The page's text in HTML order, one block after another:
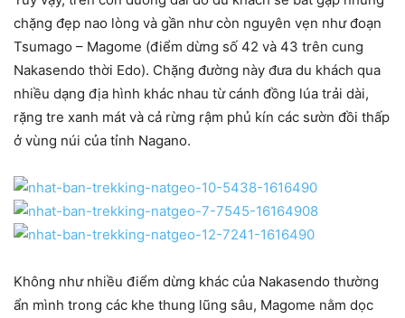
chặng đẹp nao lòng và gần như còn nguyên vẹn như đoạn
Tsumago – Magome (điểm dừng số 42 và 43 trên cung
Nakasendo thời Edo). Chặng đường này đưa du khách qua
nhiều dạng địa hình khác nhau từ cánh đồng lúa trải dài,
rặng tre xanh mát và cả rừng rậm phủ kín các sườn đồi thấp
ở vùng núi của tỉnh Nagano.
Không như nhiều điểm dừng khác của Nakasendo thường
ẩn mình trong các khe thung lũng sâu, Magome nằm dọc